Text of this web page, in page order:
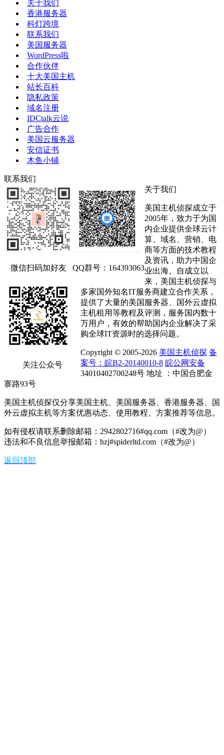
关于我们
香港服务器
科灯跨境
联系我们
美国服务器
WordPress啦
合作伙伴
十大美国主机
站长百科
隐私政策
域名注册
IDCtalk云说
广告合作
美国云服务器
安信证书
木鱼小铺
联系我们
微信扫码加好友 QQ群号：164393063
关注公众号
关于我们
美国主机侦探成立于
2005年，致力于为国
内企业提供全球云计
算、域名、营销、电
商等方面的技术教程
及资讯，助力中国企
业出海。自成立以
来，美国主机侦探与
多家国外知名IT服务商建立合作关系，
提供了大量的美国服务器、国外云虚拟
主机租用等教程及评测，服务国内数十
万用户，有效的帮助国内企业解决了采
购全球IT资源时的选择问题。
Copyright © 2005-2026 美国主机侦探 备
案号：皖B2-20140010-8 皖公网安备
34010402700248号 地址 ：中国合肥金
寨路93号
美国主机侦探仅分享美国主机、美国服务器、香港服务器、国
外云虚拟主机等方案优惠动态、使用教程、方案推荐等信息。
如有侵权请联系删除邮箱：2942802716#qq.com（#改为@）
违法和不良信息举报邮箱：hzj#spiderltd.com（#改为@）
返回顶部